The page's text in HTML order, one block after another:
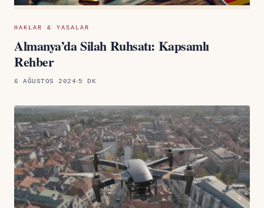
HAKLAR & YASALAR
Almanya’da Silah Ruhsatı: Kapsamlı
Rehber
6 AĞUSTOS 2024 5 DK